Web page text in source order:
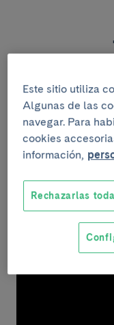
Vidas
La
persona
Este sitio utiliza
Algunas de las
navegar. Para
cookies
información,
Rechazarlas